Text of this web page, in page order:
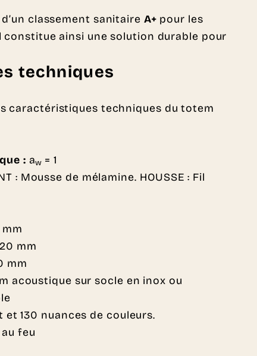
classement sanitaire A+ pour les
constitue ainsi une solution durable pour
techniques
caractéristiques techniques du totem
: aw = 1
: Mousse de mélamine. HOUSSE : Fil
mm
mm
mm
acoustique sur socle en inox ou
et 130 nuances de couleurs.
feu